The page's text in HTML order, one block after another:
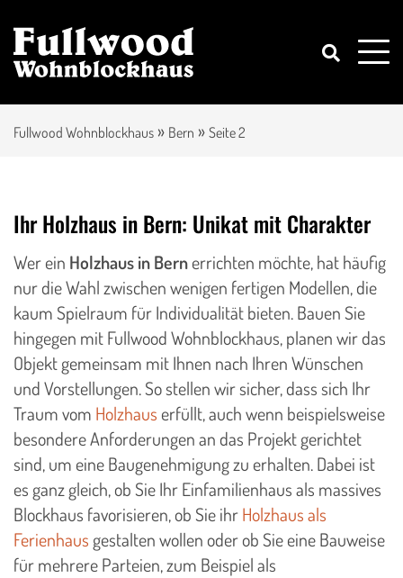
Fullwood Wohnblockhaus » Bern » Seite 2
Ihr Holzhaus in Bern: Unikat mit Charakter
Wer ein Holzhaus in Bernerrichten möchte, hat häufig
nur die Wahl zwischen wenigen fertigen Modellen, die
kaum Spielraum für Individualität bieten. Bauen Sie
hingegen mit Fullwood Wohnblockhaus, planen wir das
Objekt gemeinsam mit Ihnen nach Ihren Wünschen
und Vorstellungen. So stellen wir sicher, dass sich Ihr
Traum vom Holzhaus erfüllt, auch wenn beispielsweise
besondere Anforderungen an das Projekt gerichtet
sind, um eine Baugenehmigung zu erhalten. Dabei ist
es ganz gleich, ob Sie Ihr Einfamilienhaus als massives
Blockhaus favorisieren, ob Sie ihrHolzhaus als
Ferienhaus gestalten wollen oder ob Sie eine Bauweise
für mehrere Parteien, zum Beispiel als